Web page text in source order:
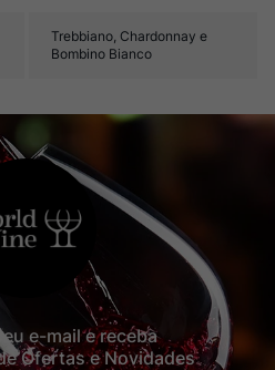
Trebbiano, Chardonnay e
Bombino Bianco
e-mail e receba
Ofertas e Novidades